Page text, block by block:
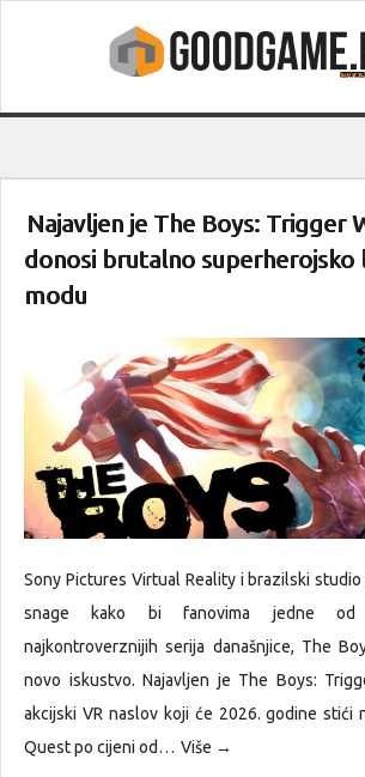
Najavljen je The Boys: Trigger
donosi brutalno superherojsko
modu
Sony Pictures Virtual Reality i brazilski studio
snage kako bi fanovima jedne od
najkontroverznijih serija današnjice, The
novo iskustvo. Najavljen je The Boys:
akcijski VR naslov koji će 2026. godine stići
Quest po cijeni od… Više →